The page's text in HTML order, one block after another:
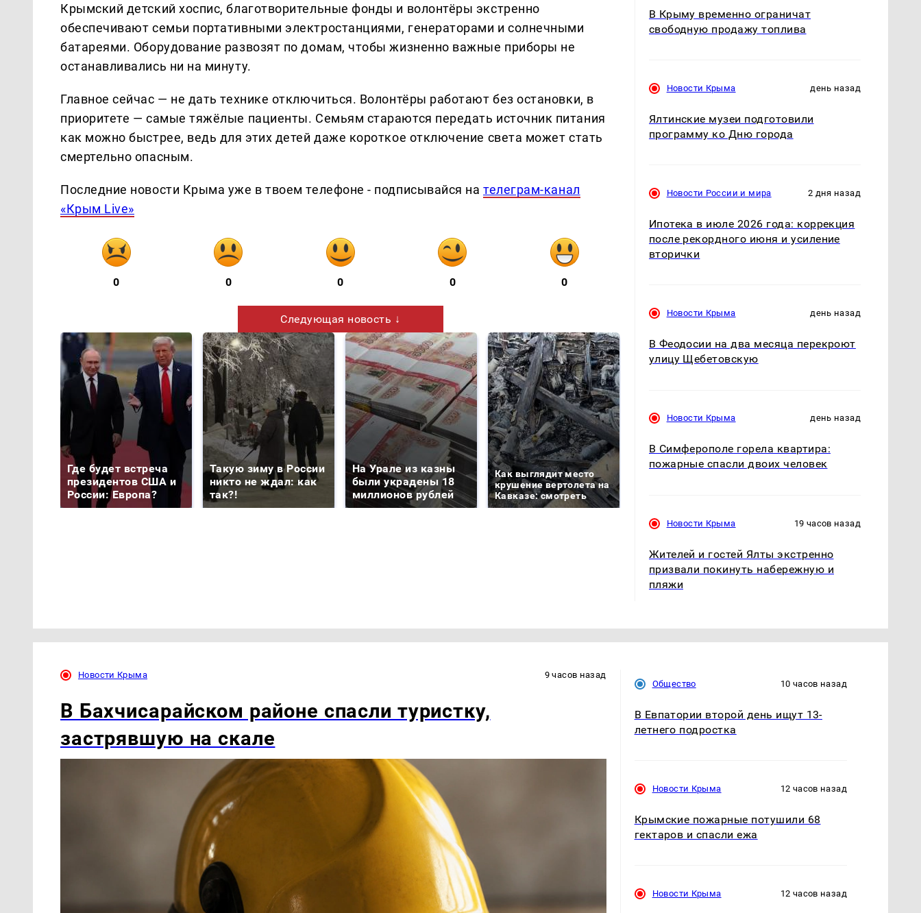
Крымский детский хоспис, благотворительные фонды и волонтёры экстренно
обеспечивают семьи портативными электростанциями, генераторами и солнечными
батареями. Оборудование развозят по домам, чтобы жизненно важные приборы не
останавливались ни на минуту.
Главное сейчас — не дать технике отключиться. Волонтёры работают без остановки, в
приоритете — самые тяжёлые пациенты. Семьям стараются передать источник питания
как можно быстрее, ведь для этих детей даже короткое отключение света может стать
смертельно опасным.
Последние новости Крыма уже в твоем телефоне - подписывайся нателеграм-канал
«Крым Live»
0 0 0 0 0
Следующая новость ↓
Где будет встреча
президентов США и
России: Европа?
Такую зиму в России
никто не ждал: как
так?!
На Урале из казны
были украдены 18
миллионов рублей
Как выглядит место
крушение вертолета на
Кавказе: смотреть
Не ешьте эту
В ОАЭ произошло
В Крыму временно ограничат
свободную продажу топлива
Новости Крыма день назад
Ялтинские музеи подготовили
программу ко Дню города
Новости России и мира 2 дня назад
Ипотека в июле 2026 года: коррекция
после рекордного июня и усиление
вторички
Новости Крыма день назад
В Феодосии на два месяца перекроют
улицу Щебетовскую
Новости Крыма день назад
В Симферополе горела квартира:
пожарные спасли двоих человек
Новости Крыма 19 часов назад
Жителей и гостей Ялты экстренно
призвали покинуть набережную и
пляжи
Новости Крыма 9 часов назад
В Бахчисарайском районе спасли туристку,
застрявшую на скале
Общество 10 часов назад
В Евпатории второй день ищут 13-
летнего подростка
Новости Крыма 12 часов назад
Крымские пожарные потушили 68
гектаров и спасли ежа
Новости Крыма 12 часов назад